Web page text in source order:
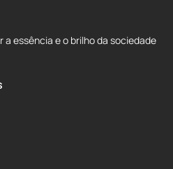
essência e o brilho da sociedade